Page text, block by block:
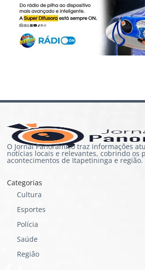
O Jornal Panorâmico traz informações
notícias locais e relevantes, cobrindo os
acontecimentos de Itapetininga e região.
Categorias
Cultura
Esportes
Polícia
Saúde
Região